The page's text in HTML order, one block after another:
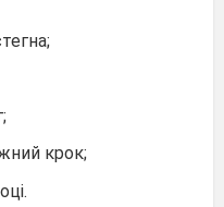
крок;